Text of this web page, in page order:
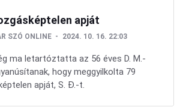
apját
SZÓ ONLINE 2024. 10. 16. 22:03
ma letartóztatta az 56 éves D. M.-
hogy meggyilkolta 79
apját, S. Đ.-t.